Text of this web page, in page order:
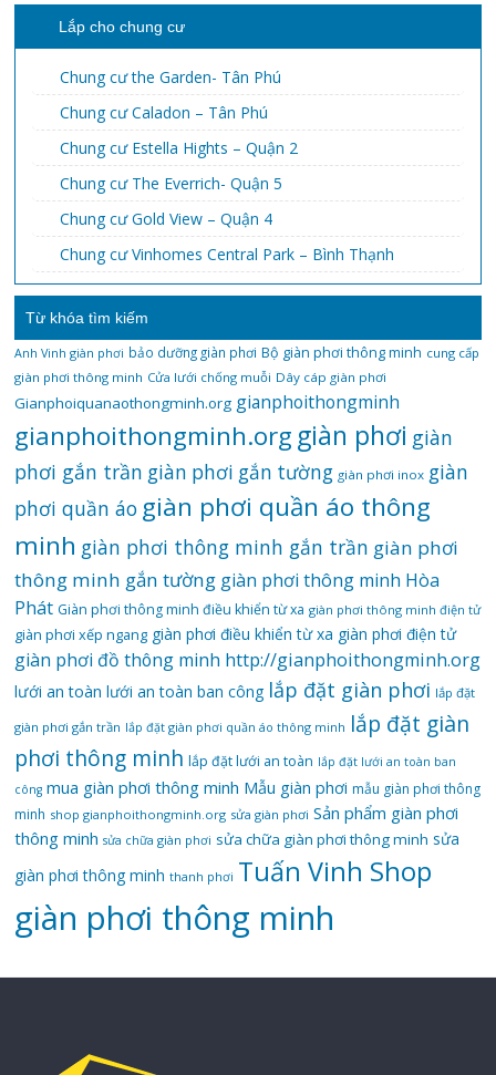
Lắp cho chung cư
Chung cư the Garden- Tân Phú
Chung cư Caladon – Tân Phú
Chung cư Estella Hights – Quận 2
Chung cư The Everrich- Quận 5
Chung cư Gold View – Quận 4
Chung cư Vinhomes Central Park – Bình Thạnh
Từ khóa tìm kiếm
Anh Vinh giàn phơi bảo dưỡng giàn phơi Bộ giàn phơi thông minh cung cấp
giàn phơi thông minh Cửa lưới chống muỗi Dây cáp giàn phơi
Gianphoiquanaothongminh.org gianphoithongminh
gianphoithongminh.org giàn phơi giàn
phơi gắn trần giàn phơi gắn tường giàn phơi inox giàn
phơi quần áo giàn phơi quần áo thông
minh giàn phơi thông minh gắn trần giàn phơi
thông minh gắn tường giàn phơi thông minh Hòa
Phát Giàn phơi thông minh điều khiển từ xa giàn phơi thông minh điện tử
giàn phơi xếp ngang giàn phơi điều khiển từ xa giàn phơi điện tử
giàn phơi đồ thông minh http://gianphoithongminh.org
lưới an toàn lưới an toàn ban công lắp đặt giàn phơi lắp đặt
giàn phơi gắn trần lắp đặt giàn phơi quần áo thông minh lắp đặt giàn
phơi thông minh lắp đặt lưới an toàn lắp đặt lưới an toàn ban
công mua giàn phơi thông minh Mẫu giàn phơi mẫu giàn phơi thông
minh shop gianphoithongminh.org sửa giàn phơi Sản phẩm giàn phơi
thông minh sửa chữa giàn phơi sửa chữa giàn phơi thông minh sửa
giàn phơi thông minh thanh phơi Tuấn Vinh Shop
‌giàn‌ ‌phơi‌ ‌thông‌ ‌minh